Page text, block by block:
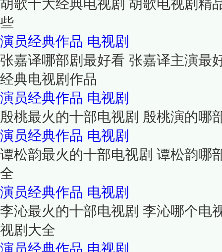
胡歌十大经典电视剧 胡歌电视剧精
些
演员经典作品 电视剧
张嘉译哪部剧最好看 张嘉译主演最
经典电视剧作品
演员经典作品 电视剧
殷桃最火的十部电视剧 殷桃演的哪
演员经典作品 电视剧
谭松韵最火的十部电视剧 谭松韵哪
全
演员经典作品 电视剧
李沁最火的十部电视剧 李沁哪个电
视剧大全
演员经典作品 电视剧